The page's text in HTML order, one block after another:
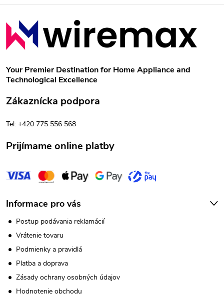
Z
á
p
ä
t
e
Your Premier Destination for Home Appliance and
Technological Excellence
Zákaznícka podpora
Tel: +420 775 556 568
Prijímame online platby
Informace pro vás
Postup podávania reklamácií
Vrátenie tovaru
Podmienky a pravidlá
Platba a doprava
Zásady ochrany osobných údajov
Hodnotenie obchodu